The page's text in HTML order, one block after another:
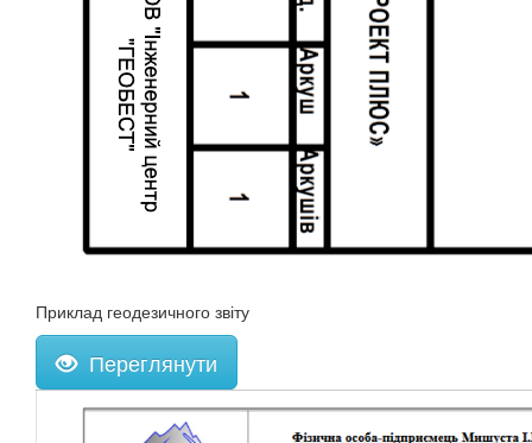
Приклад геодезичного звіту
Переглянути